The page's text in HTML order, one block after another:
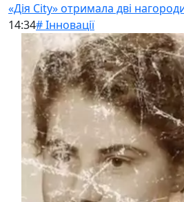
«Дія City» отримала дві
14:34# Інновації